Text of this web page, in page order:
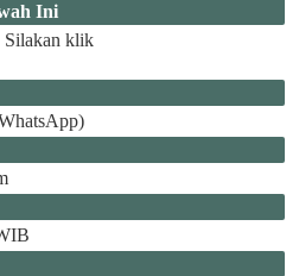
Ini
Silakan klik